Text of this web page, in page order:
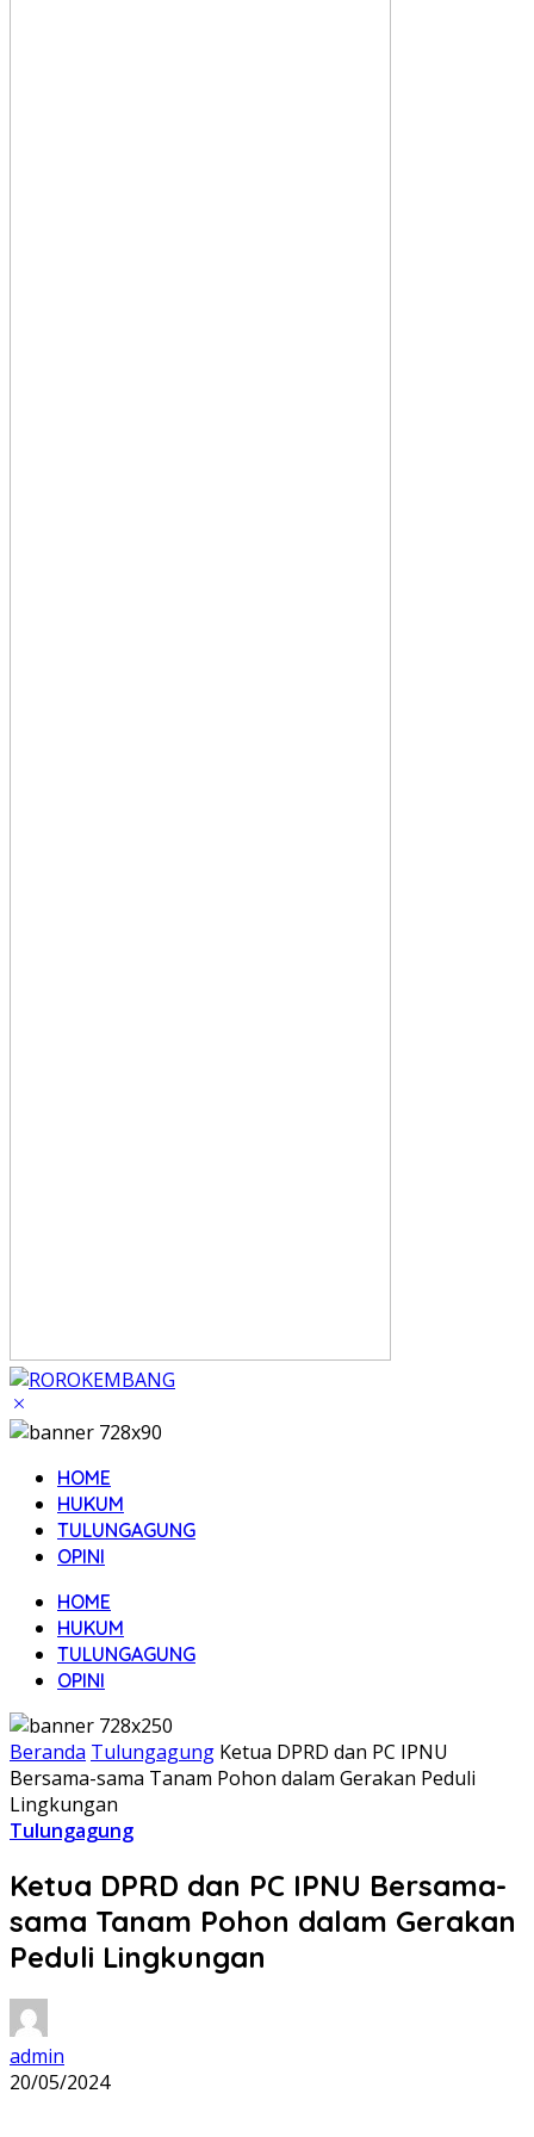
HOME
HUKUM
TULUNGAGUNG
OPINI
HOME
HUKUM
TULUNGAGUNG
OPINI
Beranda Tulungagung Ketua DPRD dan PC IPNU
Bersama-sama Tanam Pohon dalam Gerakan Peduli
Lingkungan
Tulungagung
Ketua DPRD dan PC IPNU Bersama-
sama Tanam Pohon dalam Gerakan
Peduli Lingkungan
admin
20/05/2024